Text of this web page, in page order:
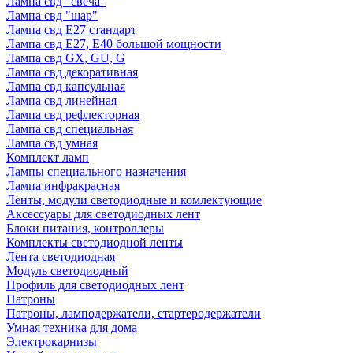
Лампа свд "шар"
Лампа свд E27 стандарт
Лампа свд E27, Е40 большой мощности
Лампа свд GX, GU, G
Лампа свд декоративная
Лампа свд капсульная
Лампа свд линейная
Лампа свд рефлекторная
Лампа свд специальная
Лампа свд умная
Комплект ламп
Лампы специального назначения
Лампа инфракрасная
Ленты, модули светодиодные и комлектующие
Аксессуары для светодиодных лент
Блоки питания, контроллеры
Комплекты светодиодной ленты
Лента светодиодная
Модуль светодиодный
Профиль для светодиодных лент
Патроны
Патроны, ламподержатели, стартеродержатели
Умная техника для дома
Электрокарнизы